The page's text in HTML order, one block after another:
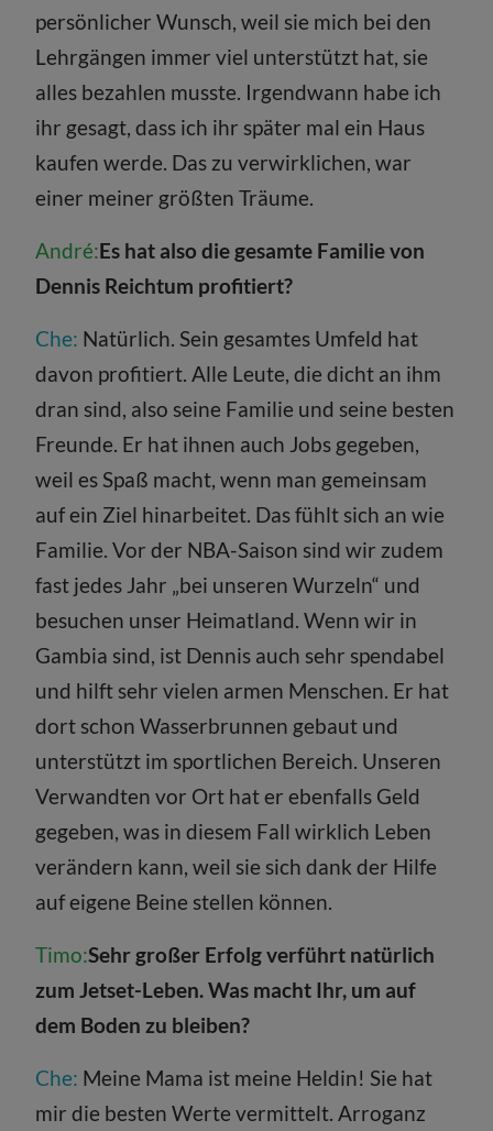
persönlicher Wunsch, weil sie mich bei den
Lehrgängen immer viel unterstützt hat, sie
alles bezahlen musste. Irgendwann habe ich
ihr gesagt, dass ich ihr später mal ein Haus
kaufen werde. Das zu verwirklichen, war
einer meiner größten Träume.
André:Es hat also die gesamte Familie von
Dennis Reichtum profitiert?
Che: Natürlich. Sein gesamtes Umfeld hat
davon profitiert. Alle Leute, die dicht an ihm
dran sind, also seine Familie und seine besten
Freunde. Er hat ihnen auch Jobs gegeben,
weil es Spaß macht, wenn man gemeinsam
auf ein Ziel hinarbeitet. Das fühlt sich an wie
Familie. Vor der NBA-Saison sind wir zudem
fast jedes Jahr „bei unseren Wurzeln“ und
besuchen unser Heimatland. Wenn wir in
Gambia sind, ist Dennis auch sehr spendabel
und hilft sehr vielen armen Menschen. Er hat
dort schon Wasserbrunnen gebaut und
unterstützt im sportlichen Bereich. Unseren
Verwandten vor Ort hat er ebenfalls Geld
gegeben, was in diesem Fall wirklich Leben
verändern kann, weil sie sich dank der Hilfe
auf eigene Beine stellen können.
Timo:Sehr großer Erfolg verführt natürlich
zum Jetset-Leben. Was macht Ihr, um auf
dem Boden zu bleiben?
Che: Meine Mama ist meine Heldin! Sie hat
mir die besten Werte vermittelt. Arroganz